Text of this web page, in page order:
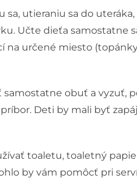
utieraniu sa do
Učte dieťa samostatne
na určené miesto
obuť a vyzuť,
Deti by mali byť
toaletu, toaletný
by vám pomôcť pri